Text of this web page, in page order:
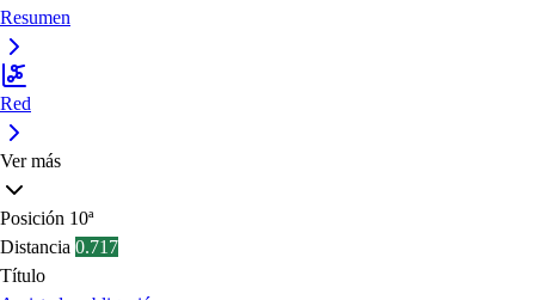
Resumen
Red
Ver más
Posición 10ª
Distancia 0.717
Título